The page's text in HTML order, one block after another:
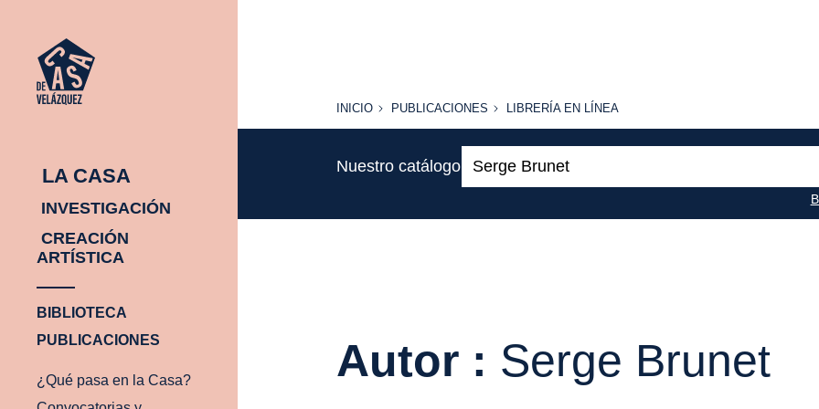
LA CASA
INVESTIGACIÓN
CREACIÓN
ARTÍSTICA
BIBLIOTECA
PUBLICACIONES
¿Qué pasa en la Casa?
INICIO
INICIO PUBLICACIONES
PUBLICACIONES
LIBRERÍA
LÍNEA
LIBRERÍA EN LÍNEA
Nuestro catálogo
Autor : Serge Brunet